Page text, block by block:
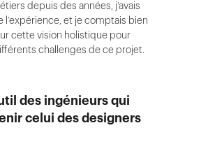
depuis des années, j’avais
l’expérience, et je comptais bien
cette vision holistique pour
challenges de ce projet.
des ingénieurs qui
celui des designers